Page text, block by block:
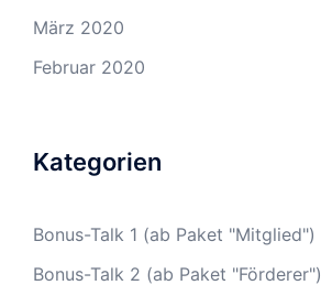
März 2020
Februar 2020
Kategorien
Bonus-Talk 1 (ab Paket "Mitglied")
Bonus-Talk 2 (ab Paket "Förderer")